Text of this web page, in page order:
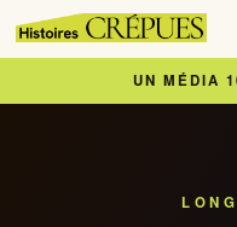
UN MÉDIA